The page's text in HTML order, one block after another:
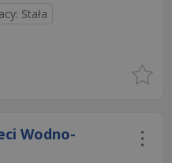
Stała
Wodno-